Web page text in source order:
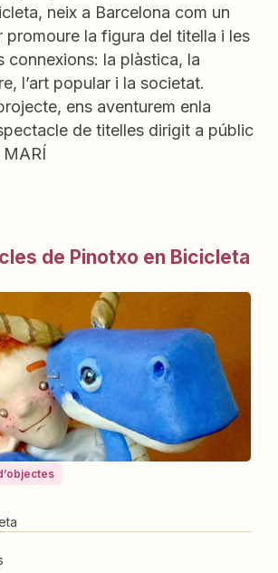
neix a Barcelona com un
promoure la figura del titella i les
connexions: la plàstica, la
l’art popular i la societat.
ens aventurem enla
de titelles dirigit a públic
de Pinotxo en Bicicleta